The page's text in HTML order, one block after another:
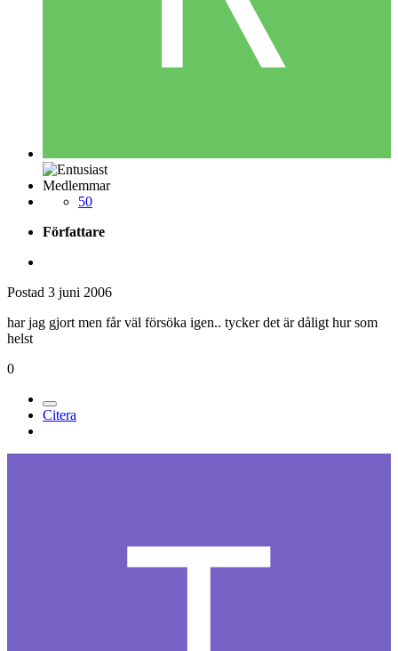
Medlemmar
50
Författare
Postad 3 juni 2006
har jag gjort men får väl försöka igen.. tycker det är dåligt hur som
helst
0
Citera